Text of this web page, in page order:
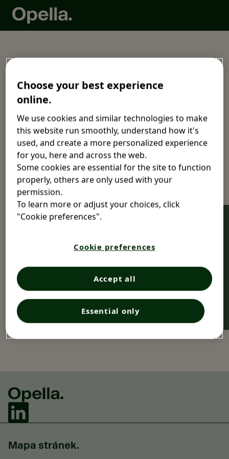
Zásady ochrany
osobních údajů
společnosti Opella.
Zvolte situaci, která se vás týká:
Jsem uživatelem těchto
přečíst oznámení o ochraně
soukromí.
Mapa stránek.
Choose your best experience
online.
We use cookies and similar technologies to make
this website run smoothly, understand how it's
used, and create a more personalized experience
for you, here and across the web.
Some cookies are essential for the site to function
properly, others are only used with your
permission.
To learn more or adjust your choices, click
"Cookie preferences".
Cookie preferences
Essential only
Accept all